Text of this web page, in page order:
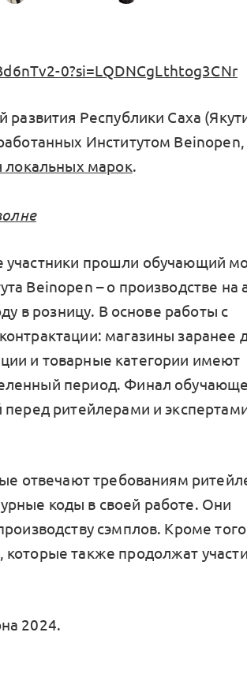
0?si=LQDNCgLthtog3CNr
Республики Саха
Институтом
локальных марок.
прошли обучающий
Beinopen – о производстве на
в розницу. В основе работы с
магазины заранее
и товарные категории имеют
период. Финал
перед ритейлерами и
отвечают требованиям
коды в своей работе. Они
сэмплов. Кроме
также продолжат
2024.